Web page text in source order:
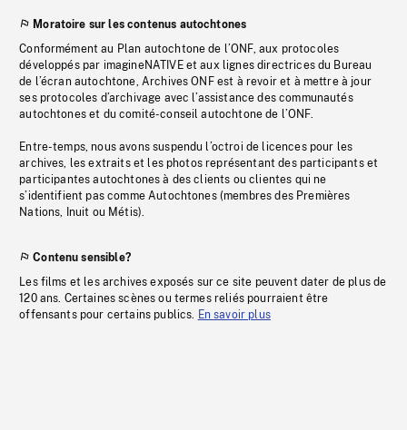
Moratoire sur les contenus autochtones
Conformément au Plan autochtone de l’ONF, aux protocoles
développés par imagineNATIVE et aux lignes directrices du Bureau
de l’écran autochtone, Archives ONF est à revoir et à mettre à jour
ses protocoles d’archivage avec l’assistance des communautés
autochtones et du comité-conseil autochtone de l’ONF.
Entre-temps, nous avons suspendu l’octroi de licences pour les
archives, les extraits et les photos représentant des participants et
participantes autochtones à des clients ou clientes qui ne
s’identifient pas comme Autochtones (membres des Premières
Nations, Inuit ou Métis).
Contenu sensible?
Les films et les archives exposés sur ce site peuvent dater de plus de
120 ans. Certaines scènes ou termes reliés pourraient être
offensants pour certains publics. En savoir plus